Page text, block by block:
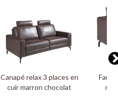
Canapé relax 3 places en
cuir marron chocolat